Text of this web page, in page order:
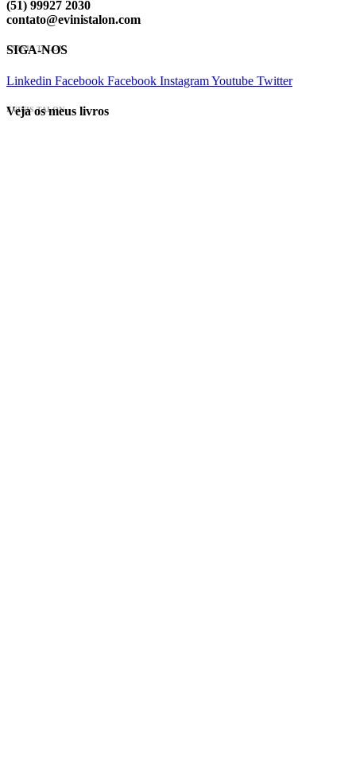
(51) 99927 2030
contato@evinistalon.com
EVINIS TALON
SIGA-NOS
Linkedin Facebook Facebook InstagramYoutube Twitter
EVINIS TALON
Veja os meus livros